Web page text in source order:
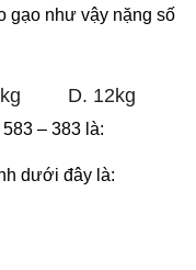
gạo như vậy nặng số
D. 12kg
– 383 là:
dưới đây là: